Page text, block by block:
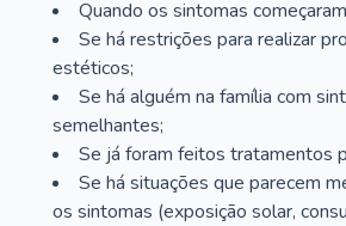
Quando os sintomas
Se há restrições para realizar
estéticos;
Se há alguém na família com
semelhantes;
Se já foram feitos tratamentos
Se há situações que parecem
os sintomas (exposição solar,